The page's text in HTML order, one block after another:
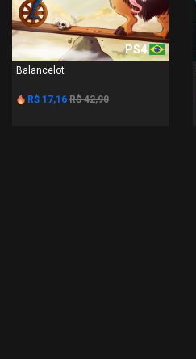
PS4
Balancelot
R$ 17,16 R$ 42,90